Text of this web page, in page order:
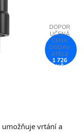
umožňuje vrtání a
1 726
KČ